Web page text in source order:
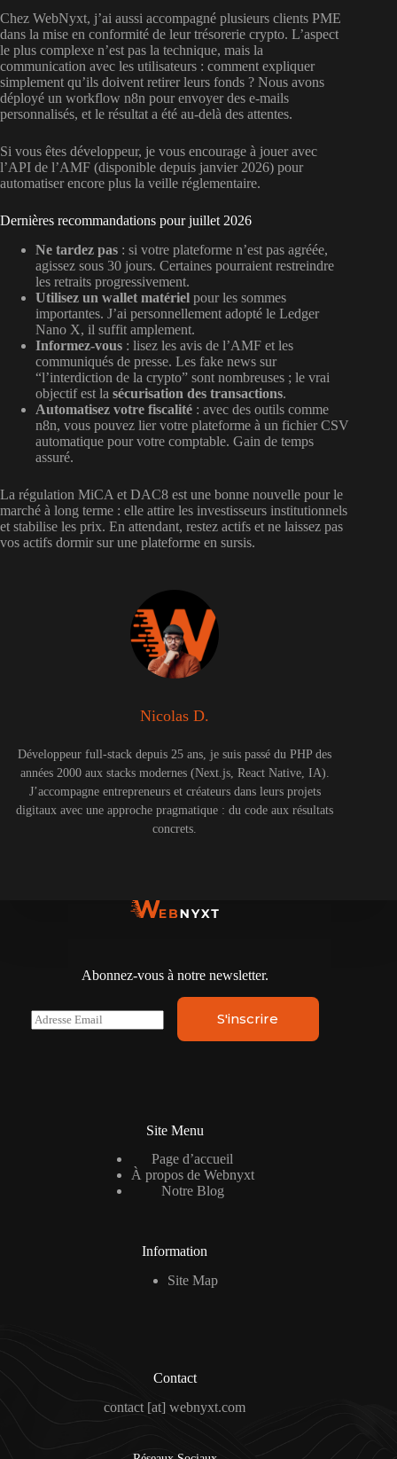
Chez WebNyxt, j’ai aussi accompagné plusieurs clients PME
dans la mise en conformité de leur trésorerie crypto. L’aspect
le plus complexe n’est pas la technique, mais la
communication avec les utilisateurs : comment expliquer
simplement qu’ils doivent retirer leurs fonds ? Nous avons
déployé un workflow n8n pour envoyer des e-mails
personnalisés, et le résultat a été au-delà des attentes.
Si vous êtes développeur, je vous encourage à jouer avec
l’API de l’AMF (disponible depuis janvier 2026) pour
automatiser encore plus la veille réglementaire.
Dernières recommandations pour juillet 2026
Ne tardez pas : si votre plateforme n’est pas agréée,
agissez sous 30 jours. Certaines pourraient restreindre
les retraits progressivement.
Utilisez un wallet matériel pour les sommes
importantes. J’ai personnellement adopté le Ledger
Nano X, il suffit amplement.
Informez-vous : lisez les avis de l’AMF et les
communiqués de presse. Les fake news sur
“l’interdiction de la crypto” sont nombreuses ; le vrai
objectif est la sécurisation des transactions.
Automatisez votre fiscalité : avec des outils comme
n8n, vous pouvez lier votre plateforme à un fichier CSV
automatique pour votre comptable. Gain de temps
assuré.
La régulation MiCA et DAC8 est une bonne nouvelle pour le
marché à long terme : elle attire les investisseurs institutionnels
et stabilise les prix. En attendant, restez actifs et ne laissez pas
vos actifs dormir sur une plateforme en sursis.
Nicolas D.
Développeur full-stack depuis 25 ans, je suis passé du PHP des
années 2000 aux stacks modernes (Next.js, React Native, IA).
J’accompagne entrepreneurs et créateurs dans leurs projets
digitaux avec une approche pragmatique : du code aux résultats
concrets.
Abonnez-vous à notre newsletter.
E
m
S'inscrire
Site Menu
Page d’accueil
À propos de Webnyxt
Notre Blog
Information
Site Map
Contact
contact [at] webnyxt.com